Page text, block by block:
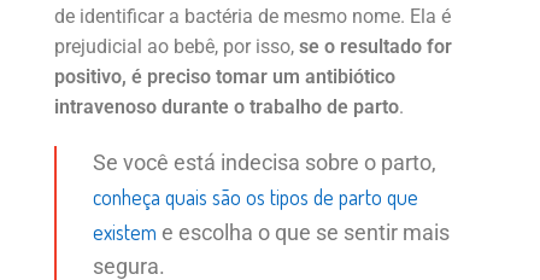
de identificar a bactéria de mesmo nome. Ela é
prejudicial ao bebê, por isso, se o resultado for
positivo, é preciso tomar um antibiótico
intravenoso durante o trabalho de parto.
Se você está indecisa sobre o parto,
conheça quais são os tipos de parto que
existem e escolha o que se sentir mais
segura.